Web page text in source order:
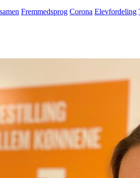
Fremmedsprog Corona Elevfordeling